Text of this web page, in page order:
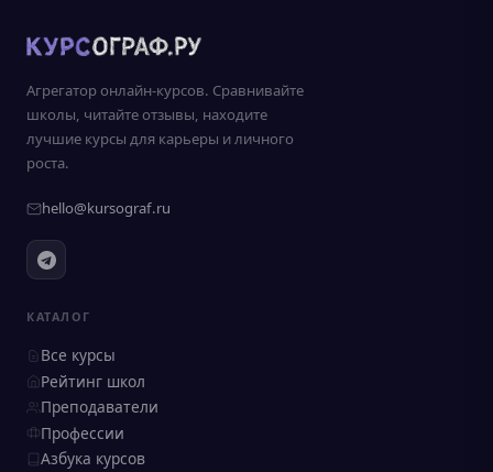
Агрегатор онлайн-курсов. Сравнивайте
школы, читайте отзывы, находите
лучшие курсы для карьеры и личного
роста.
hello@kursograf.ru
КАТАЛОГ
Все курсы
Рейтинг школ
Преподаватели
Профессии
Азбука курсов